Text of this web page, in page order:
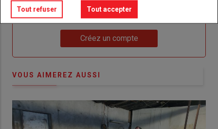
BodyChoisissez votre formule et créez votre
compte pour accéder à tout {nom-site}.
Créez un compte
VOUS AIMEREZ AUSSI
Tout refuser Tout accepter